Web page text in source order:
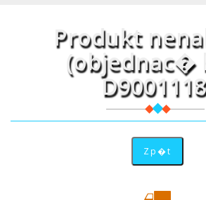
Produkt
(objednac�